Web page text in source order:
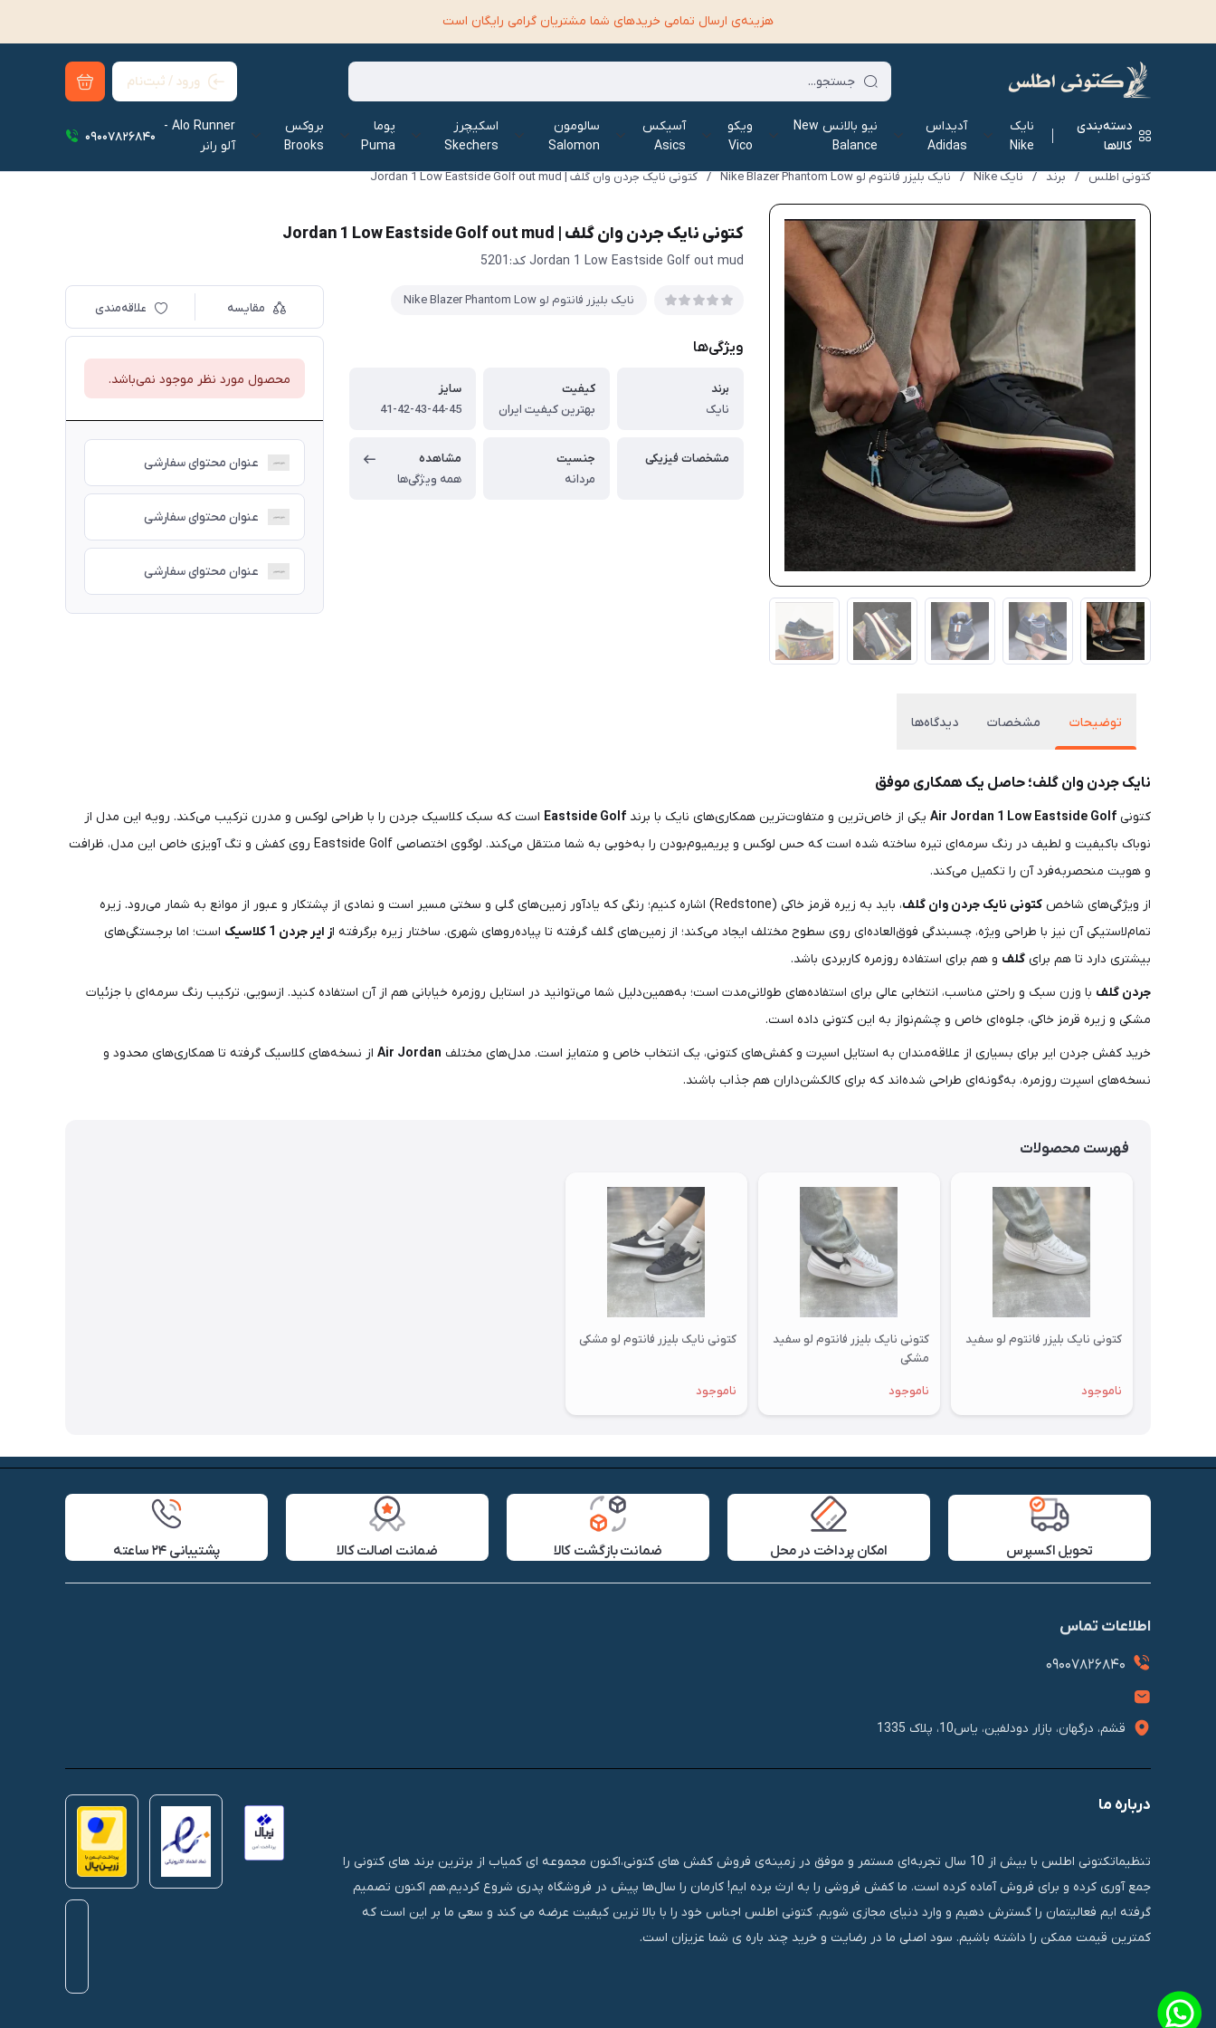
هزینه‌ی ارسال تمامی خرید‌های شما مشتریان گرامی رایگان است
ورود / ثبت‌نام
دسته‌بندی
کالاها
نایک
Nike
آدیداس
Adidas
نیو بالانس New
Balance
ویکو
Vico
آسیکس
Asics
سالومون
Salomon
اسکیچرز
Skechers
پوما
Puma
بروکس
Brooks
Alo Runner -
آلو رانر‌
09007826840
کتونی اطلس / برند / نایک Nike / نایک بلیزر فانتوم لو Nike Blazer Phantom Low / کتونی نایک جردن وان گلف | Jordan 1 Low Eastside Golf out mud
کتونی نایک جردن وان گلف | Jordan 1 Low Eastside Golf out mud
Jordan 1 Low Eastside Golf out mud کد:5201
نایک بلیزر فانتوم لو Nike Blazer Phantom Low
ویژگی‌ها
برند
نایک
کیفیت
بهترین کیفیت ایران
سایز
41-42-43-44-45
مشخصات فیزیکی
جنسیت
مردانه
مشاهده
همه ویژگی‌ها
مقایسه علاقه‌مندی
محصول مورد نظر موجود نمی‌باشد.
عنوان محتوای سفارشی
عنوان محتوای سفارشی
عنوان محتوای سفارشی
توضیحات مشخصات دیدگاه‌ها
نایک جردن وان گلف؛ حاصل یک همکاری موفق
کتونی Air Jordan 1 Low Eastside Golf یکی از خاص‌ترین و متفاوت‌ترین همکاری‌های نایک با برند Eastside Golf است که سبک کلاسیک جردن را با طراحی لوکس و مدرن ترکیب می‌کند. رویه این مدل از
نوباک باکیفیت و لطیف در رنگ سرمه‌ای تیره ساخته شده است که حس لوکس و پریمیوم‌بودن را به‌خوبی به شما منتقل می‌کند. لوگوی اختصاصی Eastside Golf روی کفش و تگ آویزی خاص این مدل، ظرافت
و هویت منحصربه‌فرد آن را تکمیل می‌کند.
از ویژگی‌های شاخص کتونی نایک جردن وان گلف
، باید به زیره‌ قرمز خاکی (Redstone) اشاره کنیم؛ رنگی که یادآور زمین‌های گلی و سختی مسیر است و نمادی از پشتکار و عبور از موانع به شمار می‌رود. زیره‌
تمام‌لاستیکی آن نیز با طراحی ویژه‌، چسبندگی فوق‌العاده‌ای روی سطوح مختلف ایجاد می‌کند؛ از زمین‌های گلف گرفته تا پیاده‌روهای شهری. ساختار زیره برگرفته از ایر جردن 1 کلاسیک
است؛ اما برجستگی‌های
بیشتری دارد تا هم برای گلف و هم برای استفاده روزمره کاربردی باشد.
جردن گلف با وزن سبک و راحتی مناسب، انتخابی عالی برای استفاده‌های طولانی‌مدت است؛ به‌همین‌دلیل شما می‌توانید در استایل روزمره خیابانی هم از آن استفاده کنید. ازسویی، ترکیب رنگ سرمه‌ای با جزئیات
مشکی و زیره‌ قرمز خاکی، جلوه‌ای خاص و چشم‌نواز به این کتونی داده است.
خرید کفش جردن ایر برای بسیاری از علاقه‌مندان به استایل اسپرت و کفش‌های کتونی، یک انتخاب خاص و متمایز است. مدل‌های مختلف Air Jordan از نسخه‌های کلاسیک گرفته تا همکاری‌های محدود و
نسخه‌های اسپرت روزمره، به‌گونه‌ای طراحی شده‌اند که برای کالکشن‌داران هم جذاب باشند.
فهرست محصولات
کتونی نایک بلیزر فانتوم لو سفید
ناموجود
کتونی نایک بلیزر فانتوم لو سفید
مشکی
ناموجود
کتونی نایک بلیزر فانتوم لو مشکی
ناموجود
تحویل اکسپرس امکان پرداخت در محل ضمانت بازگشت کالا ضمانت اصالت کالا پشتیبانی ۲۴ ساعته
اطلاعات تماس
09007826840
قشم، درگهان، بازار دودلفین، یاس10، پلاک 1335
درباره ما
تنظیماتکتونی اطلس با بیش از 10 سال تجربه‌ای مستمر و موفق در زمینه‌ی فروش کفش های کتونی،اکنون مجموعه ای کمیاب از برترین برند های کتونی را
جمع آوری کرده و برای فروش آماده کرده است. ما کفش فروشی را به ارث برده ایم! کارمان را سال‌ها پیش در فروشگاه پدری شروع کردیم.هم اکنون تصمیم
گرفته ایم فعالیتمان را گسترش دهیم و وارد دنیای مجازی شویم. کتونی اطلس اجناس خود را با بالا ترین کیفیت عرضه می کند و سعی ما بر این است که
کمترین قیمت ممکن را داشته باشیم. سود اصلی ما در رضایت و خرید چند باره ی شما عزیزان است.